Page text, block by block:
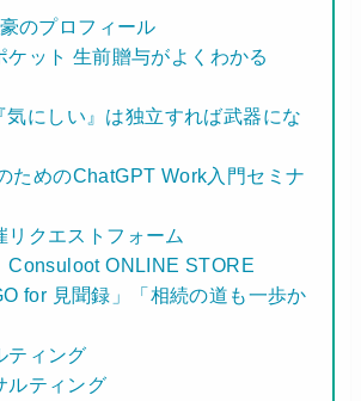
のプロフィール
ケット 生前贈与がよくわかる
にしい』は独立すれば武器にな
ためのChatGPT Work入門セミナ
リクエストフォーム
Consuloot ONLINE STORE
for 見聞録」「相続の道も一歩か
ティング
ルティング